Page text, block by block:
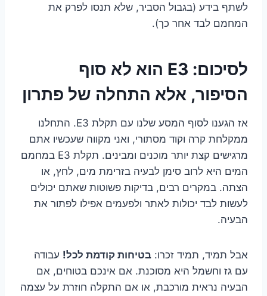
לשתף בידע (בגבול הסביר, שלא תנסו לפרק את
המחמם לבד אחר כך).
לסיכום: E3 הוא לא סוף
הסיפור, אלא התחלה של פתרון
אז הגענו לסוף המסע שלנו עם תקלת E3. התחלנו
ממקלחת קרה וקוד מסתורי, ואני מקווה שעכשיו אתם
מרגישים קצת יותר מוכנים ומבינים. תקלת E3 במחמם
המים היא לרוב סימן לבעיה בזרימת מים, לחץ, או
הצתה. במקרים רבים, בדיקות פשוטות שאתם יכולים
לעשות לבד יכולות לאתר ולפעמים אפילו לפתור את
הבעיה.
אבל תמיד, תמיד זכרו: בטיחות קודמת לכל! עבודה
עם גז וחשמל היא מסוכנת. אם אינכם בטוחים, אם
הבעיה נראית מורכבת, או אם התקלה חוזרת על עצמה